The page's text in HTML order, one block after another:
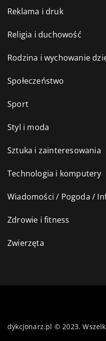
Reklama i druk
Religia i duchowość
Rodzina i wychowanie
Społeczeństwo
Sport
Styl i moda
Sztuka i zainteresowania
Technologia i komputery
Wiadomości / Pogoda /
Zdrowie i fitness
Zwierzęta
dykcjonarz.pl © 2023.